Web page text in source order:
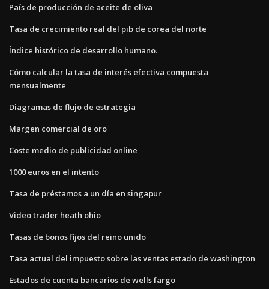
País de producción de aceite de oliva
Tasa de crecimiento real del pib de corea del norte
Índice histórico de desarrollo humano.
Cómo calcular la tasa de interés efectiva compuesta
mensualmente
Diagramas de flujo de estrategia
Margen comercial de oro
Coste medio de publicidad online
1000 euros en el intento
Tasa de préstamos a un día en singapur
Video trader heath ohio
Tasas de bonos fijos del reino unido
Tasa actual del impuesto sobre las ventas estado de washington
Estados de cuenta bancarios de wells fargo